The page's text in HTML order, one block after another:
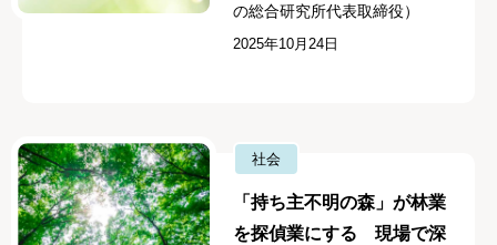
の総合研究所代表取締役）
2025年10月24日
社会
「持ち主不明の森」が林業
を探偵業にする 現場で深